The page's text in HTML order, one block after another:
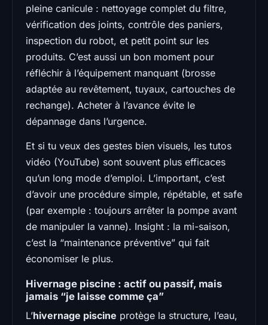
pleine canicule : nettoyage complet du filtre,
vérification des joints, contrôle des paniers,
inspection du robot, et petit point sur les
produits. C’est aussi un bon moment pour
réfléchir à l’équipement manquant (brosse
adaptée au revêtement, tuyaux, cartouches de
rechange). Acheter à l’avance évite le
dépannage dans l’urgence.
Et si tu veux des gestes bien visuels, les tutos
vidéo (YouTube) sont souvent plus efficaces
qu’un long mode d’emploi. L’important, c’est
d’avoir une procédure simple, répétable, et safe
(par exemple : toujours arrêter la pompe avant
de manipuler la vanne). Insight : la mi-saison,
c’est la “maintenance préventive” qui fait
économiser le plus.
Hivernage piscine : actif ou passif, mais
jamais “je laisse comme ça”
L’hivernage piscine protège la structure, l’eau,